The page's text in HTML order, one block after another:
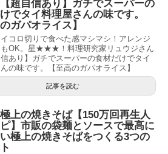
自信あり】ガチでスーパーの
でタイ料理屋さんの味です。
のガパオライス】
コロ切りで食べた感マシマシ！アレンジ
もOK。星★★★！料理研究家リュウジさん
あり】ガチでスーパーの食材だけでタイ
の味です。【至高のガパオライス】
記事を読む
の焼きそば【150万回再生人
】市販の袋麺とソースで最高に
極上の焼きそばをつくる3つの